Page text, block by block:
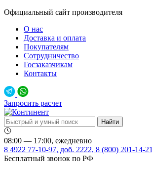
Официальный сайт производителя
О нас
Доставка и оплата
Покупателям
Сотрудничество
Госзаказчикам
Контакты
Запросить расчет
08:00 — 17:00, ежедневно
8 4922 77-10-97, доб. 2222, 8 (800) 201-14-21
Бесплатный звонок по РФ